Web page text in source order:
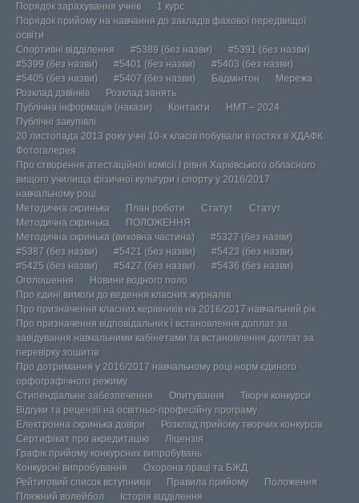
Порядок зарахування учнів
1 курс
Порядок прийому на навчання до закладів фахової передвищої
освіти
Спортивні відділення
#5389 (без назви)
#5391 (без назви)
#5399 (без назви)
#5401 (без назви)
#5403 (без назви)
#5405 (без назви)
#5407 (без назви) Бадмінтон
Мережа
Розклад дзвінків
Розклад занять
Публічна інформація (накази)
Контакти
НМТ – 2024
Публічні закупівлі
20 листопада 2013 року учні 10-х класів побували в гостях в ХДАФК.
Фотогалерея
Про створення атестаційної комісії І рівня Харківського обласного
вищого училища фізичної культури і спорту у 2016/2017
навчальному році
Методична скринька
План роботи Статут
Статут
Методична скринька
ПОЛОЖЕННЯ
Методична скринька (виховна частина)
#5327 (без назви)
#5387 (без назви)
#5421 (без назви)
#5423 (без назви)
#5425 (без назви)
#5427 (без назви)
#5436 (без назви)
Оголошення
Новини водного поло
Про єдині вимоги до ведення класних журналів
Про призначення класних керівників на 2016/2017 навчальний рік
Про призначення відповідальних і встановлення доплат за
завідування навчальними кабінетами та встановлення доплат за
перевірку зошитів
Про дотримання у 2016/2017 навчальному році норм єдиного
орфографічного режиму
Стипендіальне забезпечення
Опитування
Творчі конкурси
Відгуки та рецензії на освітньо-професійну програму
Електронна скринька довіри
Розклад прийому творчих конкурсів
Сертифікат про акредитацію
Ліцензія
Графік прийому конкурсних випробувань
Конкурсні випробування
Охорона праці та БЖД
Рейтиговий список вступників
Правила прийому
Положення
Пляжний волейбол
Історія відділення